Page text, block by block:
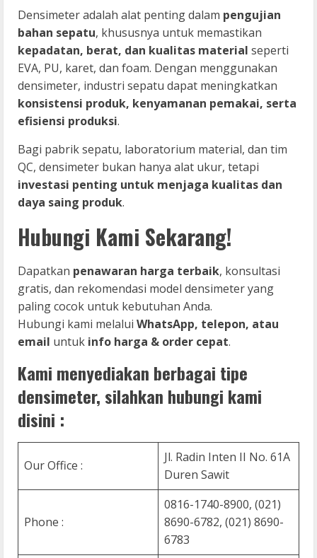
Densimeter adalah alat penting dalam pengujian
bahan sepatu, khususnya untuk memastikan
kepadatan, berat, dan kualitas material seperti
EVA, PU, karet, dan foam. Dengan menggunakan
densimeter, industri sepatu dapat meningkatkan
konsistensi produk, kenyamanan pemakai, serta
efisiensi produksi.
Bagi pabrik sepatu, laboratorium material, dan tim
QC, densimeter bukan hanya alat ukur, tetapi
investasi penting untuk menjaga kualitas dan
daya saing produk.
Hubungi Kami Sekarang!
Dapatkan penawaran harga terbaik, konsultasi
gratis, dan rekomendasi model densimeter yang
paling cocok untuk kebutuhan Anda.
Hubungi kami melalui WhatsApp, telepon, atau
email untuk info harga & order cepat.
Kami menyediakan berbagai tipe
densimeter, silahkan hubungi kami
disini :
Our Office :
Jl. Radin Inten II No. 61A
Duren Sawit
Phone :
0816-1740-8900, (021)
8690-6782, (021) 8690-
6783